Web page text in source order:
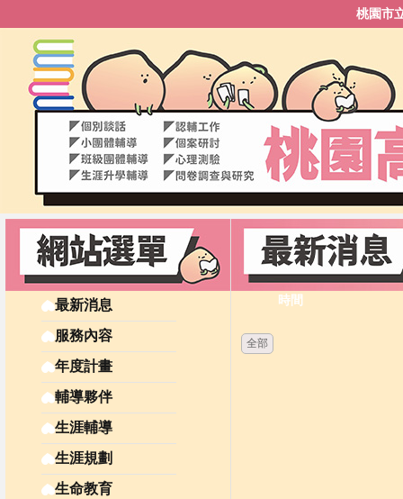
桃園市
最新消息
服務內容
年度計畫
輔導夥伴
生涯輔導
生涯規劃
生命教育
時間
全部